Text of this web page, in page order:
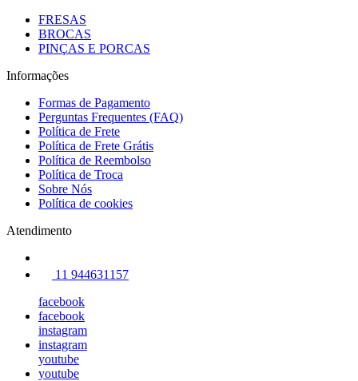
FRESAS
BROCAS
PINÇAS E PORCAS
Informações
Formas de Pagamento
Perguntas Frequentes (FAQ)
Política de Frete
Política de Frete Grátis
Política de Reembolso
Política de Troca
Sobre Nós
Política de cookies
Atendimento
11 944631157
facebook
facebook
instagram
instagram
youtube
youtube